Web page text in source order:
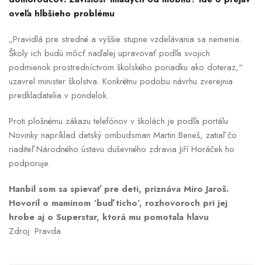
oveľa hlbšieho problému
„Pravidlá pre stredné a vyššie stupne vzdelávania sa nemenia.
Školy ich budú môcť naďalej upravovať podľa svojich
podmienok prostredníctvom školského poriadku ako doteraz,“
uzavrel minister školstva. Konkrétnu podobu návrhu zverejnia
predkladatelia v pondelok.
Proti plošnému zákazu telefónov v školách je podľa portálu
Novinky napríklad detský ombudsman Martin Beneš, zatiaľ čo
riaditeľ Národného ústavu duševného zdravia Jiří Horáček ho
podporuje.
Hanbil som sa spievať pre deti, priznáva Miro Jaroš.
Hovoril o maminom ‘buď ticho’, rozhovoroch pri jej
hrobe aj o Superstar, ktorá mu pomotala hlavu
Zdroj: Pravda